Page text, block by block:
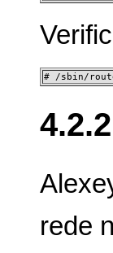
# /sbin/
rede